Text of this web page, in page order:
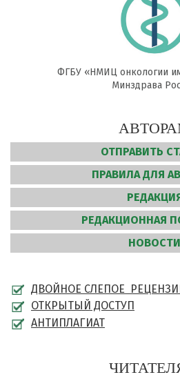
ФГБУ «НМИЦ онкологии
Минздрава
ОТПРАВИТЬ
ПРАВИЛА ДЛЯ
РЕДАКЦИОННАЯ
НОВОСТИ
ДВОЙНОЕ СЛЕПОЕ
ОТКРЫТЫЙ ДОСТУП
АНТИПЛАГИАТ